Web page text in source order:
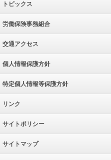
ト​ピ​ッ​ク​ス​
労​働​保​険​事​務​組​合​
交​通​ア​ク​セ​ス​
個​人​情​報​保​護​方​針​
特​定​個​人​情​報​等​保​護​方​針​
リ​ン​ク​
サ​イ​ト​ポ​リ​シ​ー​
サ​イ​ト​マ​ッ​プ​